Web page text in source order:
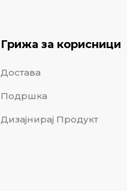
Грижа за корисници
Достава
Подршка
Дизајнирај Продукт